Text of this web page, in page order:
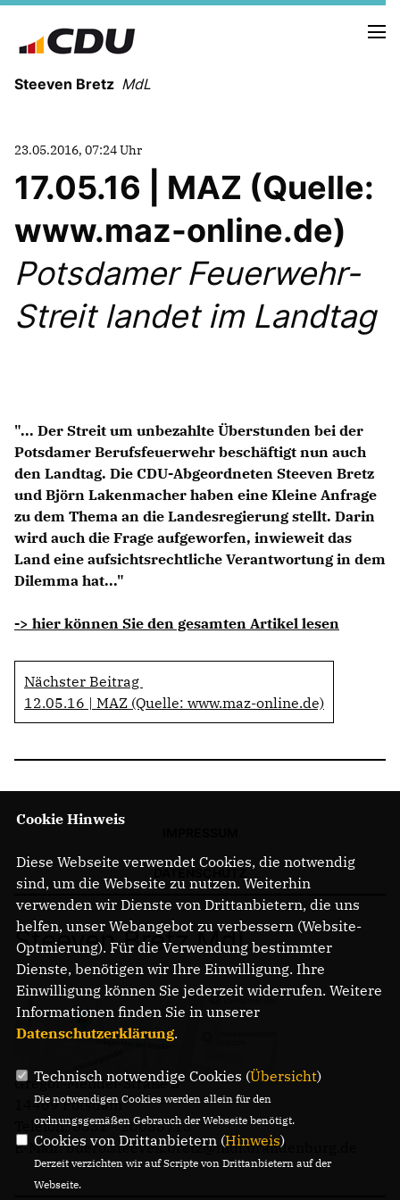
Steeven Bretz MdL
VITA
WAHLKREISBESUCHE
PRESSEFOTOS
MEIN BÜRGERBÜRO
Kleine Anfragen
CDU Deutschland
CDU Fraktion im Brandenburger Landtag
CDU Brandenburg
CDU Potsdam
23.05.2016, 07:24 Uhr
17.05.16 | MAZ (Quelle:
www.maz-online.de)
Potsdamer Feuerwehr-
Streit landet im Landtag
"... Der Streit um unbezahlte Überstunden bei der
Potsdamer Berufsfeuerwehr beschäftigt nun auch
den Landtag. Die CDU-Abgeordneten Steeven Bretz
und Björn Lakenmacher haben eine Kleine Anfrage
zu dem Thema an die Landesregierung stellt. Darin
wird auch die Frage aufgeworfen, inwieweit das
Land eine aufsichtsrechtliche Verantwortung in dem
Dilemma hat..."
-> hier können Sie den gesamten Artikel lesen
Nächster Beitrag
12.05.16 | MAZ (Quelle: www.maz-online.de)
Steeven Bretz MdL
Gregor-Mendel-Straße 3
14469 Potsdam
Telefon: 0331 - 20085713
E-Mail: buero.steeven.bretz@mdl.brandenburg.de
Cookie Hinweis
Diese Webseite verwendet Cookies, die notwendig
sind, um die Webseite zu nutzen. Weiterhin
verwenden wir Dienste von Drittanbietern, die uns
helfen, unser Webangebot zu verbessern (Website-
Optmierung). Für die Verwendung bestimmter
Dienste, benötigen wir Ihre Einwilligung. Ihre
Einwilligung können Sie jederzeit widerrufen. Weitere
Informationen finden Sie in unserer
Datenschutzerklärung.
Technisch notwendige Cookies (Übersicht)
Die notwendigen Cookies werden allein für den
ordnungsgemäßen Gebrauch der Webseite benötigt.
Cookies von Drittanbietern (Hinweis)
Derzeit verzichten wir auf Scripte von Drittanbietern auf der
Webseite.